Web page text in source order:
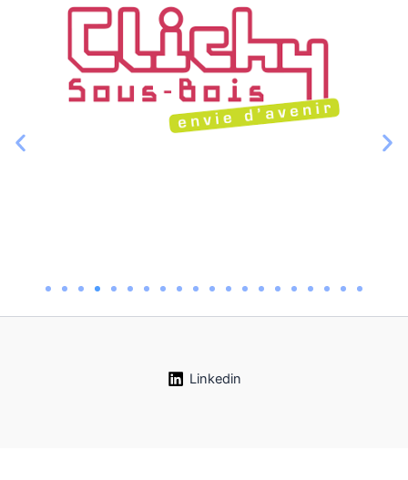
Linkedin